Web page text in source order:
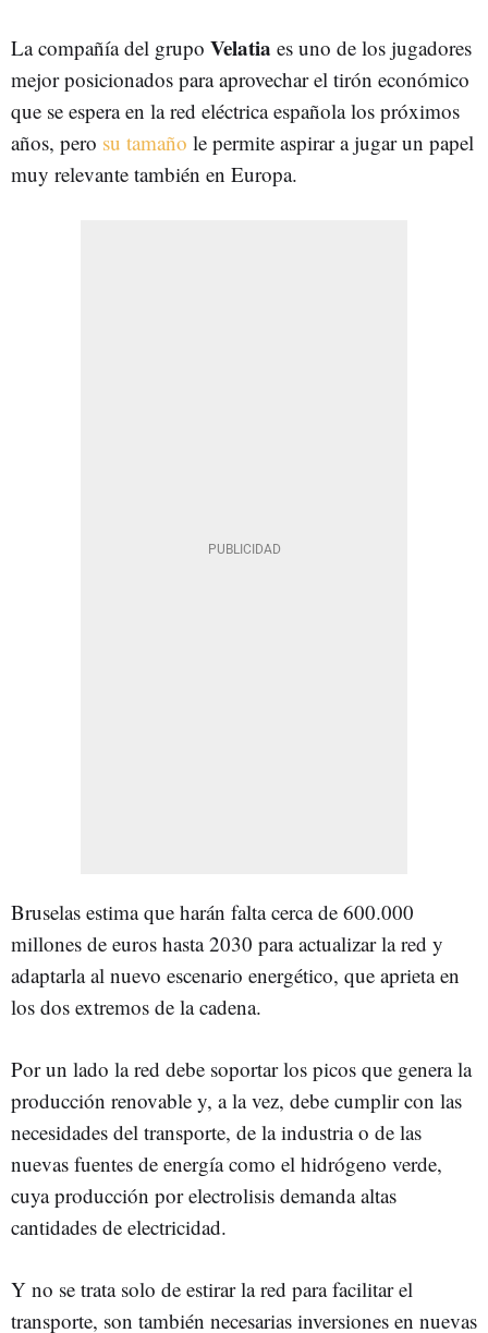
La compañía del grupo Velatia es uno de los jugadores
mejor posicionados para aprovechar el tirón económico
que se espera en la red eléctrica española los próximos
años, pero su tamaño le permite aspirar a jugar un papel
muy relevante también en Europa.
Bruselas estima que harán falta cerca de 600.000
millones de euros hasta 2030 para actualizar la red y
adaptarla al nuevo escenario energético, que aprieta en
los dos extremos de la cadena.
Por un lado la red debe soportar los picos que genera la
producción renovable y, a la vez, debe cumplir con las
necesidades del transporte, de la industria o de las
nuevas fuentes de energía como el hidrógeno verde,
cuya producción por electrolisis demanda altas
cantidades de electricidad.
Y no se trata solo de estirar la red para facilitar el
transporte, son también necesarias inversiones en nuevas